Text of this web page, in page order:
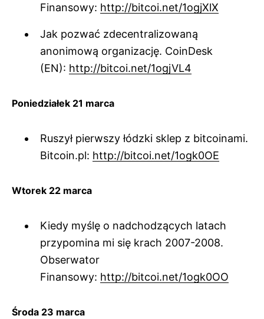
Finansowy: http://bitcoi.net/1ogjXlX
Jak pozwać zdecentralizowaną
anonimową organizację. CoinDesk
(EN): http://bitcoi.net/1ogjVL4
Poniedziałek 21 marca
Ruszył pierwszy łódzki sklep z bitcoinami.
Bitcoin.pl: http://bitcoi.net/1ogk0OE
Wtorek 22 marca
Kiedy myślę o nadchodzących latach
przypomina mi się krach 2007-2008.
Obserwator
Finansowy: http://bitcoi.net/1ogk0OO
Środa 23 marca